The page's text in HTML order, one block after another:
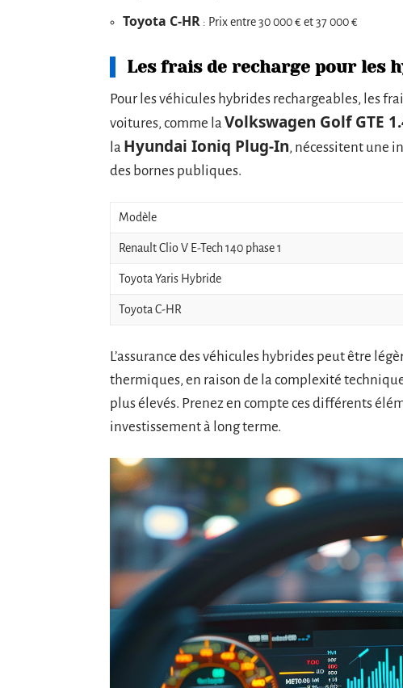
Toyota C-HR : Prix entre 30 000 € et 37 000 €
Les frais de recharge pour les
Pour les véhicules hybrides rechargeables, les
voitures, comme la Volkswagen Golf GTE
la Hyundai Ioniq Plug-In, nécessitent une
des bornes publiques.
Modèle
Renault Clio V E-Tech 140 phase 1
Toyota Yaris Hybride
Toyota C-HR
L’assurance des véhicules hybrides peut être
thermiques, en raison de la complexité
plus élevés. Prenez en compte ces différents
investissement à long terme.